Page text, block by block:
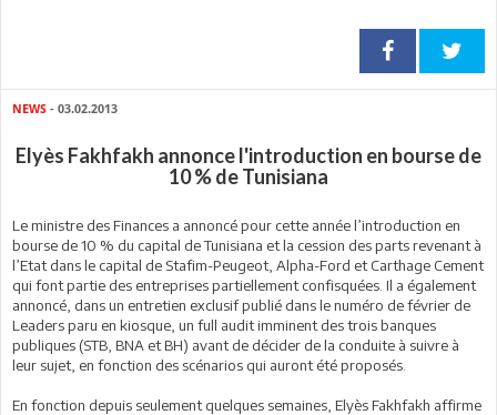
NEWS - 03.02.2013
Elyès Fakhfakh annonce l'introduction en bourse de
10 % de Tunisiana
Le ministre des Finances a annoncé pour cette année l’introduction en
bourse de 10 % du capital de Tunisiana et la cession des parts revenant à
l’Etat dans le capital de Stafim-Peugeot, Alpha-Ford et Carthage Cement
qui font partie des entreprises partiellement confisquées. Il a également
annoncé, dans un entretien exclusif publié dans le numéro de février de
Leaders paru en kiosque, un full audit imminent des trois banques
publiques (STB, BNA et BH) avant de décider de la conduite à suivre à
leur sujet, en fonction des scénarios qui auront été proposés.
En fonction depuis seulement quelques semaines, Elyès Fakhfakh affirme